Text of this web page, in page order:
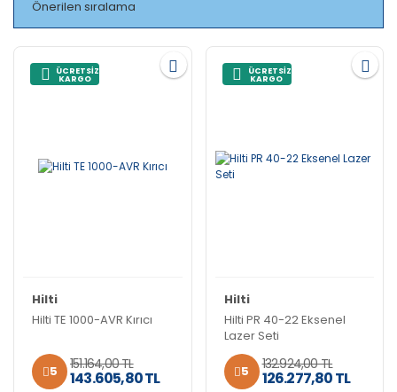
ÜCRETSİZ
KARGO
Hilti
Hilti TE 1000-AVR Kırıcı
5 151.164,00 TL
143.605,80 TL
ÜCRETSİZ
KARGO
Hilti
Hilti PR 40-22 Eksenel
Lazer Seti
5 132.924,00 TL
126.277,80 TL